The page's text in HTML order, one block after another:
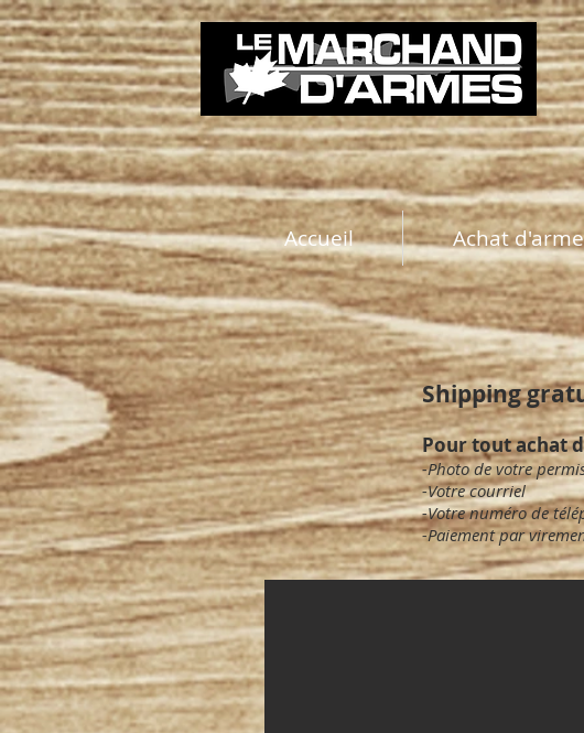
Accueil Achat
Shipping
Pour tout achat
-Photo de votre
-Votre courriel
-Votre numéro de
-Paiement par